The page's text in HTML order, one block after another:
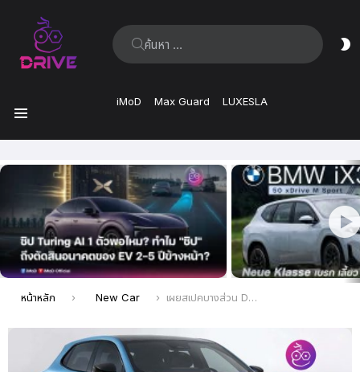
ค้นหา:
iMoD Max Guard LUXESLA
ล่าสุด
คุณอยู่ที่นี่:
หน้าหลัก New Car เผยสเปคบางส่วน Deepal S05 รถ SUV ไฟฟ้าใหม่จาก Changan เตรียมเปิดตัวไตรมาสที่ 3 ปีนี้